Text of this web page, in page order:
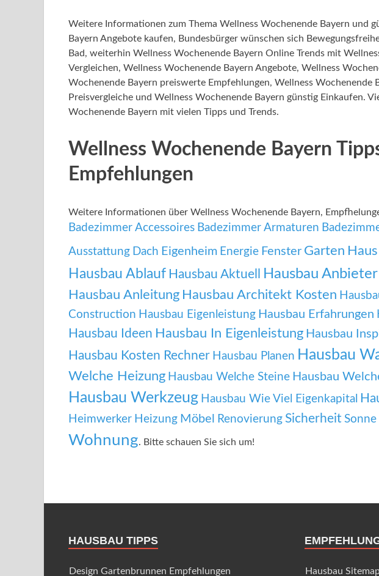
Weitere Informationen zum Thema Wellness Wochenende Bayern und
Bayern Angebote kaufen, Bundesbürger wünschen sich
Bad, weiterhin Wellness Wochenende Bayern Online Trends mit
Vergleichen, Wellness Wochenende Bayern Angebote, Wellness
Wochenende Bayern preiswerte Empfehlungen, Wellness Wochenende
Preisvergleiche und Wellness Wochenende Bayern günstig Einkaufen.
Wochenende Bayern mit vielen Tipps und Trends.
Wellness Wochenende Bayern
Empfehlungen
Weitere Informationen über Wellness Wochenende Bayern,
Badezimmer Accessoires Badezimmer Armaturen
Ausstattung Dach Eigenheim Energie Fenster Garten Haus
Hausbau Ablauf Hausbau Aktuell Hausbau Anbieter
Hausbau Anleitung Hausbau Architekt Kosten
Construction Hausbau Eigenleistung Hausbau Erfahrungen
Hausbau Ideen Hausbau In Eigenleistung Hausbau
Hausbau Kosten Rechner Hausbau Planen Hausbau
Welche Heizung Hausbau Welche Steine Hausbau
Hausbau Werkzeug Hausbau Wie Viel Eigenkapital
Heimwerker Heizung Möbel Renovierung Sicherheit Sonne
Wohnung. Bitte schauen Sie sich um!
HAUSBAU TIPPS
Design Gartenbrunnen Empfehlungen Hausbau